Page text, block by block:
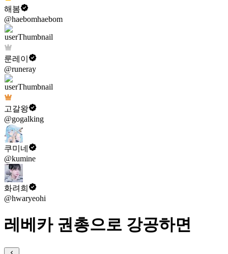
해봄
@haebomhaebom
룬레이
@runeray
고갈왕
@gogalking
쿠미네
@kumine
화려희
@hwaryeohi
레베카 권총으로 강공하면